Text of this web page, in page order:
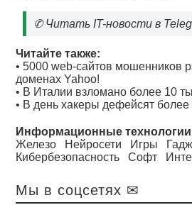
✆Читать IT-новости в
Читайте также:
•5000 web-сайтов мошенников
доменах Yahoo!
• В Италии взломано более 10
• В день хакеры дефейсят более
Информационные технологии
Железо
Нейросети Игры
Кибербезопасность
Софт
Мы в соцсетях ✉